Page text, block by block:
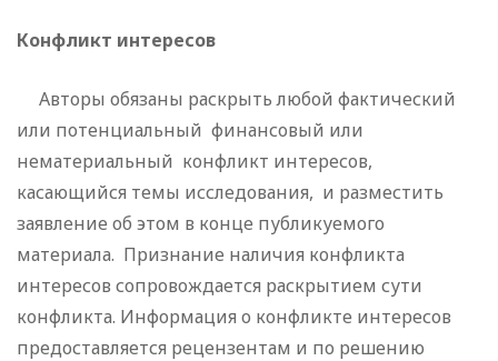
Конфликт интересов
Авторы обязаны раскрыть любой фактический
или потенциальный финансовый или
нематериальный конфликт интересов,
касающийся темы исследования, и разместить
заявление об этом в конце публикуемого
материала. Признание наличия конфликта
интересов сопровождается раскрытием сути
конфликта. Информация о конфликте интересов
предоставляется рецензентам и по решению